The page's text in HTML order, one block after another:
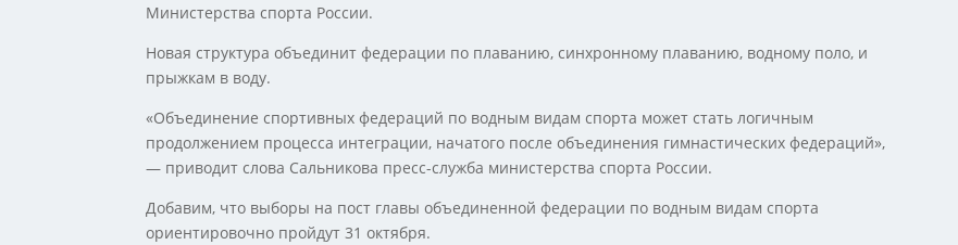
Министерства спорта России.
Новая структура объединит федерации по плаванию, синхронному плаванию, водному поло, и
прыжкам в воду.
«Объединение спортивных федераций по водным видам спорта может стать логичным
продолжением процесса интеграции, начатого после объединения гимнастических федераций»,
— приводит слова Сальникова пресс-служба министерства спорта России.
Добавим, что выборы на пост главы объединенной федерации по водным видам спорта
ориентировочно пройдут 31 октября.